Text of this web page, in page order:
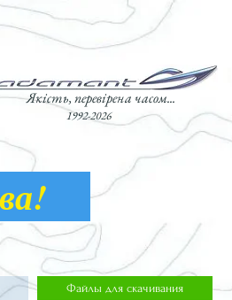
Якість, перевірена часом...
1992-2026
Файлы для скачивания